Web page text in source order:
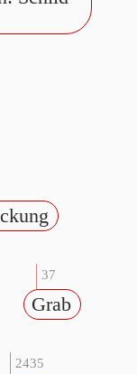
37
Grab
2435